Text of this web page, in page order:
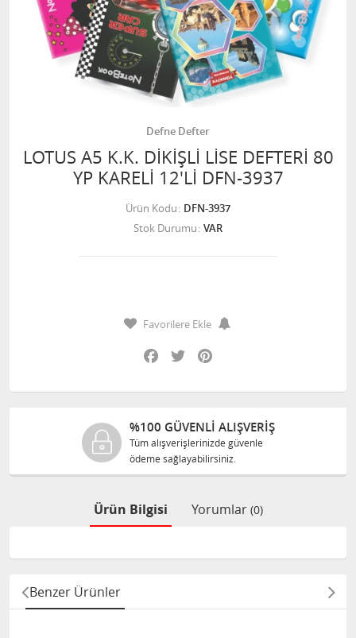
Defne Defter
LOTUS A5 K.K. DİKİŞLİ LİSE DEFTERİ 80
YP KARELİ 12'Lİ DFN-3937
Ürün Kodu DFN-3937
Stok Durumu VAR
Favorilere Ekle
Facebook
Twitter
GÜVENLİ ALIŞVERİŞ
alışverişlerinizde güvenle
sağlayabilirsiniz.
Ürün Bilgisi Yorumlar (0)
Benzer Ürünler